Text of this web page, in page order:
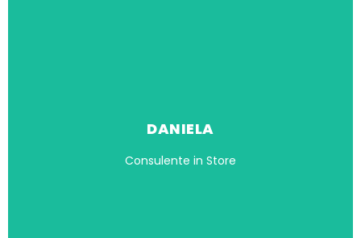
DANIELA
Consulente in Store